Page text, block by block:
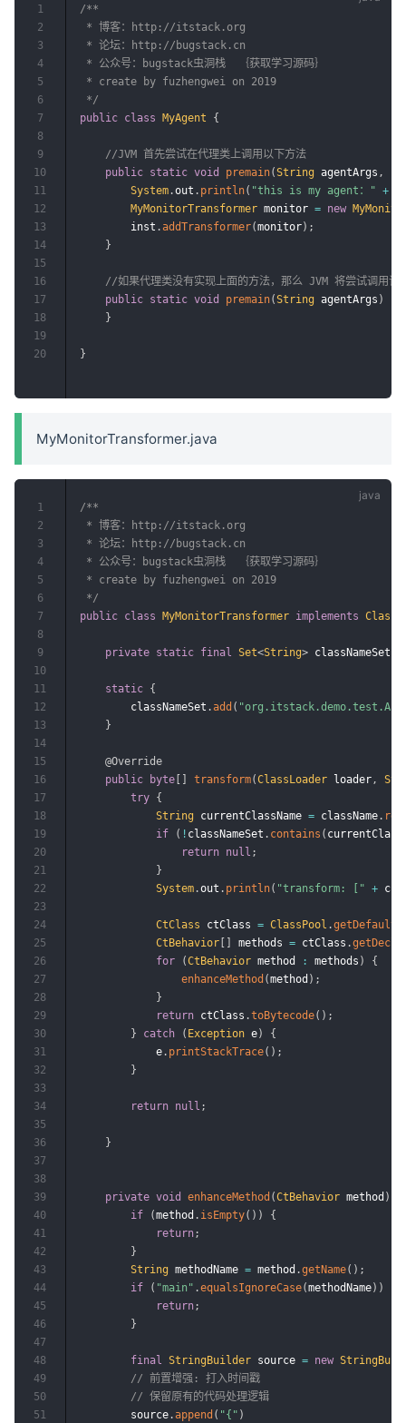
/**
* 博客：http://itstack.org
* 论坛：http://bugstack.cn
* 公众号：bugstack虫洞栈  ｛获取学习源码｝
* create by fuzhengwei on 2019
*/
public class MyAgent {
//JVM 首先尝试在代理类上调用以下方法
public static void premain(String agentArgs ,
System .out . println( "this is my agent：" +
MyMonitorTransformer monitor = new
        inst
.addTransformer(monitor) ;
}
//如果代理类没有实现上面的方法，那么 JVM 将尝试调用该
public static void premain(String agentArgs )
}
}
1
2
3
4
5
6
7
8
9
10
11
12
13
14
15
16
17
18
19
20
MyMonitorTransformer.java
/**
* 博客：http://itstack.org
* 论坛：http://bugstack.cn
* 公众号：bugstack虫洞栈  ｛获取学习源码｝
* create by fuzhengwei on 2019
*/
public class MyMonitorTransformer implements
private static final Set<String> classNameSet
static {
        classNameSet
.add (
}
@Override
public
byte transform(ClassLoader loader,
try {
String currentClassName = className .
if
( ! classNameSet . contains (
return null ;
}
System .out . println( "transform: [" +
CtClass ctClass = ClassPool .getDefault
CtBehavior
methods = ctClass .
for
(CtBehavior method : methods )
{
enhanceMethod (method ) ;
}
return ctClass .toBytecode( ) ;
}
catch ( Exception e)
{
            e
. printStackTrace( ) ;
}
return null ;
}
private void enhanceMethod (CtBehavior method )
if
(method . isEmpty( ) )
{
return;
}
String methodName = method .getName( ) ;
if
( "main" .equalsIgnoreCase(methodName) )
return;
}
final StringBuilder source = new
// 前置增强: 打入时间戳
// 保留原有的代码处理逻辑
        source
.append ( "{" )
1
2
3
4
5
6
7
8
9
10
11
12
13
14
15
16
17
18
19
20
21
22
23
24
25
26
27
28
29
30
31
32
33
34
35
36
37
38
39
40
41
42
43
44
45
46
47
48
49
50
51